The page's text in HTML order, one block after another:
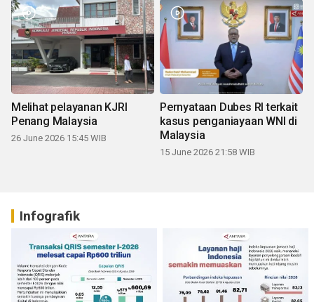
Melihat pelayanan KJRI
Penang Malaysia
26 June 2026 15:45 WIB
Pernyataan Dubes RI terkait
kasus penganiayaan WNI di
Malaysia
15 June 2026 21:58 WIB
Infografik